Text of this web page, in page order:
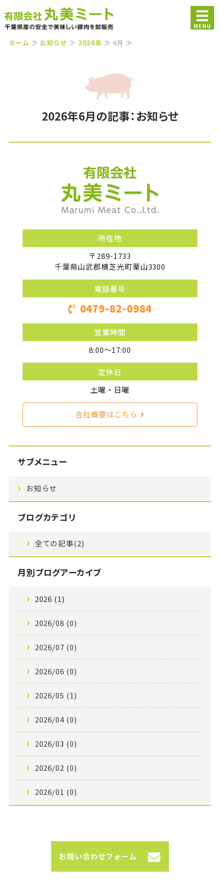
千葉県産豚肉の卸販売｜
MENU
ホーム
会社概要
お問い合わせ
ホーム ≫ お知らせ ≫ 2026年 ≫ 6月 ≫
2026年6月の記事：お知らせ
所在地
〒289-1733
千葉県山武郡横芝光町栗山3300
電話番号
0479-82-0984
営業時間
8:00〜17:00
定休日
土曜・日曜
会社概要はこちら
サブメニュー
お知らせ
ブログカテゴリ
全ての記事(2)
月別ブログアーカイブ
2026 (1)
2026/08 (0)
2026/07 (0)
2026/06 (0)
2026/05 (1)
2026/04 (0)
2026/03 (0)
2026/02 (0)
2026/01 (0)
お問い合わせフォーム